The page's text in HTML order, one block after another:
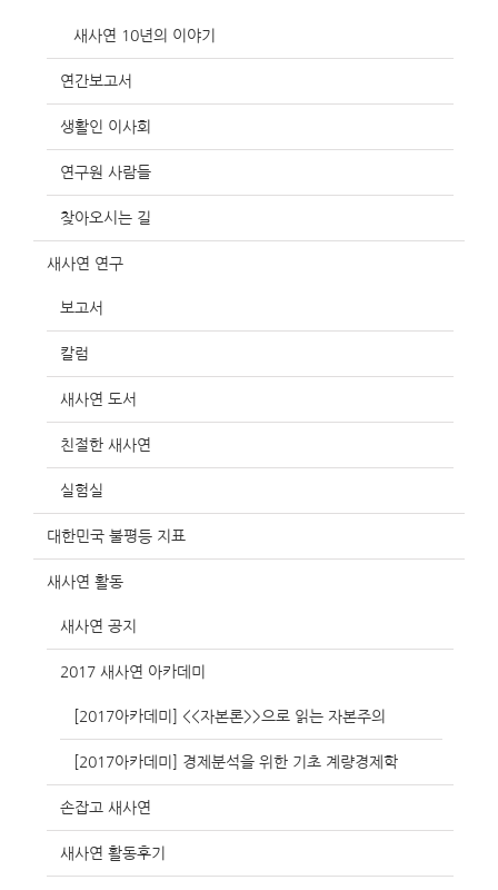
새사연 10년의 이야기
연간보고서
생활인 이사회
연구원 사람들
찾아오시는 길
새사연 연구
보고서
칼럼
새사연 도서
친절한 새사연
실험실
대한민국 불평등 지표
새사연 활동
새사연 공지
2017 새사연 아카데미
[2017아카데미] <<자본론>>으로 읽는 자본주의
[2017아카데미] 경제분석을 위한 기초 계량경제학
손잡고 새사연
새사연 활동후기